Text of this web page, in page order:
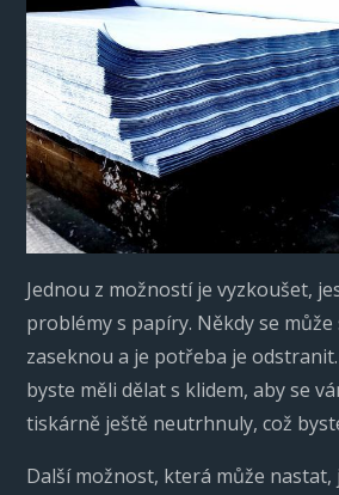
Jednou z možností je vyzkoušet,
problémy s papíry. Někdy se
zaseknou a je potřeba je
byste měli dělat s klidem, aby se
tiskárně ještě neutrhnuly, což
Další možnost, která může nastat,